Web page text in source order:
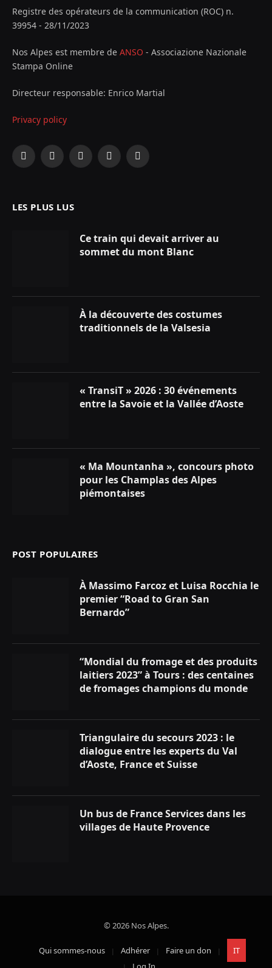
Registre des opérateurs de la communication (ROC) n.
39954 - 28/11/2023
Nos Alpes est membre de ANSO - Associazione Nazionale
Stampa Online
Directeur responsable: Enrico Martial
Privacy policy
Facebook
X
InstagramYouTubeLinkedIn
LES PLUS LUS
Ce train qui devait arriver au
sommet du mont Blanc
À la découverte des costumes
traditionnels de la Valsesia
« TransiT » 2026 : 30 événements
entre la Savoie et la Vallée d’Aoste
« Ma Mountanha », concours photo
pour les Champlas des Alpes
piémontaises
POST POPULAIRES
À Massimo Farcoz et Luisa Rocchia le
premier “Road to Gran San
Bernardo”
“Mondial du fromage et des produits
laitiers 2023” à Tours : des centaines
de fromages champions du monde
Triangulaire du secours 2023 : le
dialogue entre les experts du Val
d’Aoste, France et Suisse
Un bus de France Services dans les
villages de Haute Provence
© 2026 Nos Alpes.
Qui sommes-nous Adhérer Faire un don
IT